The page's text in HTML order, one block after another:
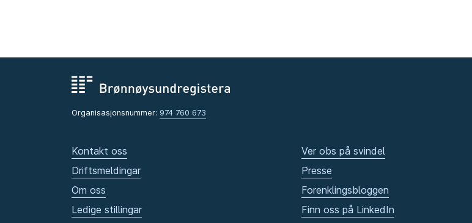
Organisasjonsnummer: 974 760 673
Kontakt oss
Driftsmeldingar
Om oss
Ledige stillingar
Ver obs på svindel
Presse
Forenklingsbloggen
Finn oss på LinkedIn